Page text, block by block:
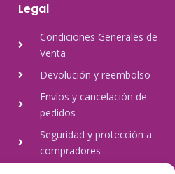
Legal
Condiciones Generales de
Venta
Devolución y reembolso
Envíos y cancelación de
pedidos
Seguridad y protección a
compradores